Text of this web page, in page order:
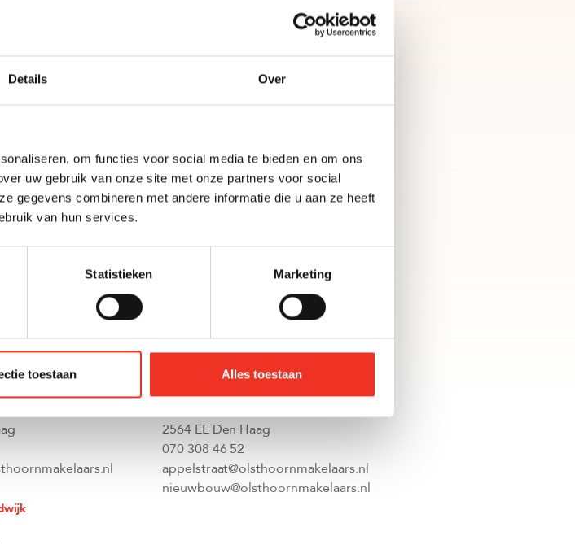
Details Over
om functies voor social media te bieden en om ons
uw gebruik van onze site met onze partners voor social
gegevens combineren met andere informatie die u aan ze heeft
van hun services.
Statistieken Marketing
toestaan Alles toestaan
Hout Den Haag | Vruchtenbuurt
2564 EE Den Haag
070 308 46 52
appelstraat@olsthoornmakelaars.nl
nieuwbouw@olsthoornmakelaars.nl